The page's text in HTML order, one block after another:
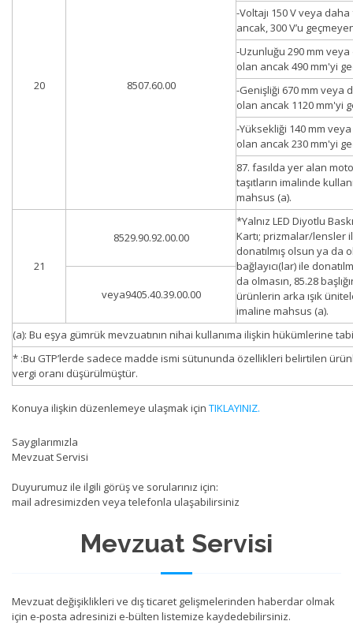
Mevzuat Servisi
Mevzuat değişiklikleri ve dış ticaret gelişmelerinden haberdar olmak
için e-posta adresinizi e-bülten listemize kaydedebilirsiniz.
20 8507.60.00
-Voltajı 150 V veya
ancak, 300 V’u
-Uzunluğu 290 mm
olan ancak 490 mm'yi
-Genişliği 670 mm veya
olan ancak 1120 mm'yi
-Yüksekliği 140 mm
olan ancak 230 mm'yi
87. fasılda yer alan
taşıtların imalinde
mahsus (a).
21
8529.90.92.00.00
*Yalnız LED Diyotlu
Kartı; prizmalar/lensler
donatılmış olsun ya da
bağlayıcı(lar) ile
da olmasın, 85.28
ürünlerin arka ışık
imaline mahsus (a).
veya9405.40.39.00.00
(a): Bu eşya gümrük mevzuatının nihai kullanıma ilişkin hükümlerine
* :Bu GTP’lerde sadece madde ismi sütununda özellikleri belirtilen
vergi oranı düşürülmüştür.
Konuya ilişkin düzenlemeye ulaşmak için TIKLAYINIZ.
Saygılarımızla
Mevzuat Servisi
Duyurumuz ile ilgili görüş ve sorularınız için:
mail adresimizden veya telefonla ulaşabilirsiniz